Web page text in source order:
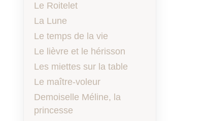
Le Roitelet
La Lune
Le temps de la vie
Le lièvre et le hérisson
Les miettes sur la table
Le maître-voleur
Demoiselle Méline, la
princesse